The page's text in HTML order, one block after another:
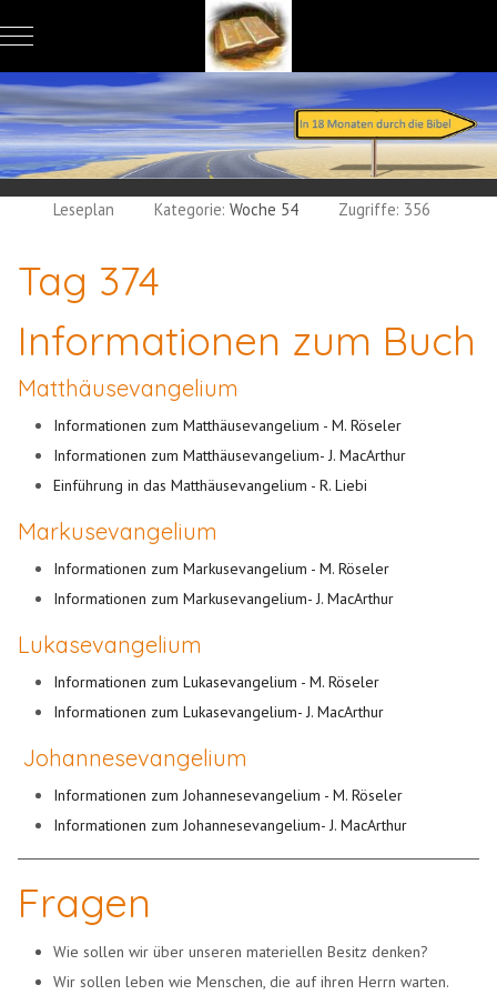
Mobile Menu Toggle
Leseplan Kategorie:Woche 54 Zugriffe: 356
Tag 374
Informationen zum Buch
Matthäusevangelium
Informationen zum Matthäusevangelium - M. Röseler
Informationen zum Matthäusevangelium- J. MacArthur
Einführung in das Matthäusevangelium - R. Liebi
Markusevangelium
Informationen zum Markusevangelium - M. Röseler
Informationen zum Markusevangelium- J. MacArthur
Lukasevangelium
Informationen zum Lukasevangelium - M. Röseler
Informationen zum Lukasevangelium- J. MacArthur
Johannesevangelium
Informationen zum Johannesevangelium - M. Röseler
Informationen zum Johannesevangelium- J. MacArthur
Fragen
Wie sollen wir über unseren materiellen Besitz denken?
Wir sollen leben wie Menschen, die auf ihren Herrn warten.